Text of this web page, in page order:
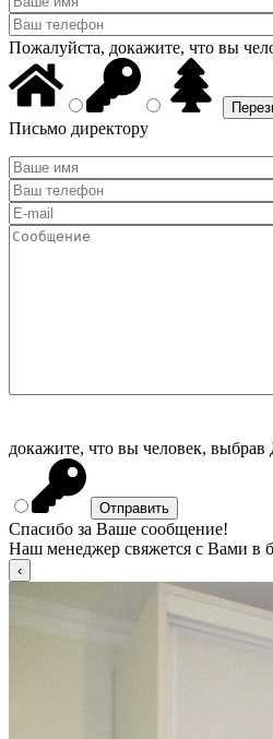
Пожалуйста, докажите, что вы
Письмо директору
докажите, что вы человек, выбрав
Спасибо за Ваше сообщение!
Наш менеджер свяжется с Вами в